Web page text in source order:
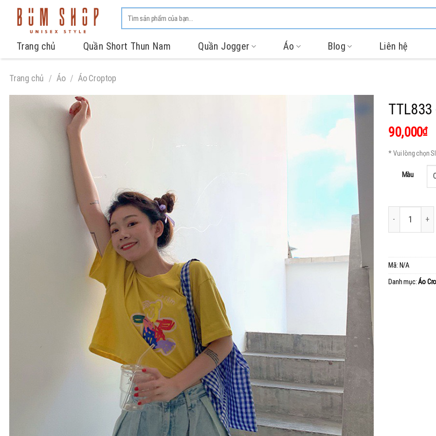
Trang chủ Quần Short Thun Nam Quần Jogger Áo Blog Liên hệ
Trang chủ / Áo / Áo Croptop
90,000₫
* Vui lòng chọn
Màu
Mã: N/A
Danh mục:Áo